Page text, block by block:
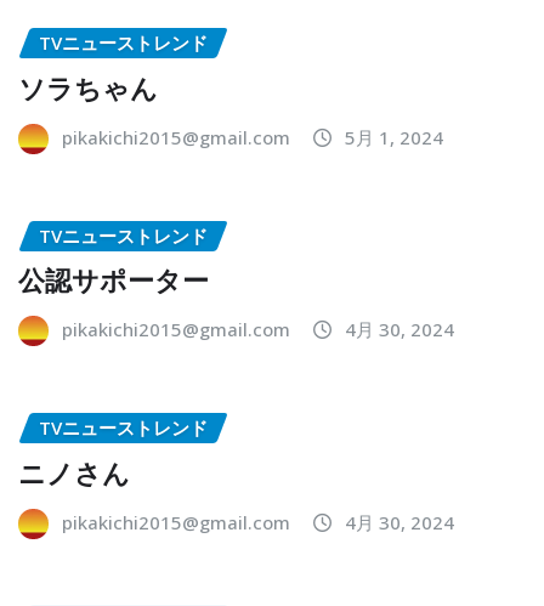
TVニューストレンド
ソラちゃん
pikakichi2015@gmail.com 5月 1, 2024
TVニューストレンド
公認サポーター
pikakichi2015@gmail.com 4月 30, 2024
TVニューストレンド
ニノさん
pikakichi2015@gmail.com 4月 30, 2024